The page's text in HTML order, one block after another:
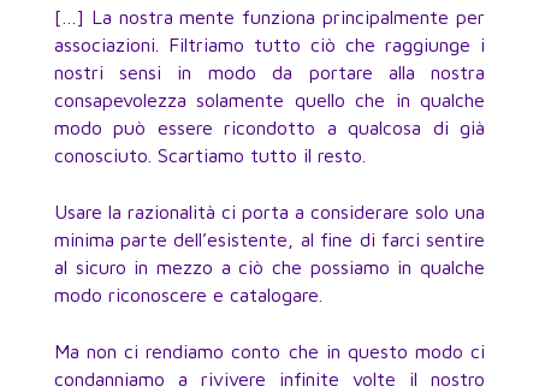
[…] La nostra mente funziona principalmente per
associazioni. Filtriamo tutto ciò che raggiunge i
nostri sensi in modo da portare alla nostra
consapevolezza solamente quello che in qualche
modo può essere ricondotto a qualcosa di già
conosciuto. Scartiamo tutto il resto.
Usare la razionalità ci porta a considerare solo una
minima parte dell’esistente, al fine di farci sentire
al sicuro in mezzo a ciò che possiamo in qualche
modo riconoscere e catalogare.
Ma non ci rendiamo conto che in questo modo ci
condanniamo a rivivere infinite volte il nostro